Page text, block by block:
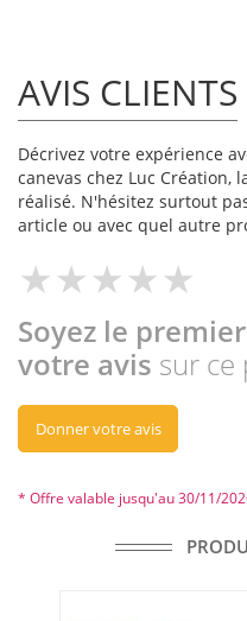
AVIS CLIENTS
Décrivez votre expérience
canevas chez Luc Création,
réalisé. N'hésitez surtout
article ou avec quel autre
Soyez le
votre avis sur
Donner votre avis
* Offre valable jusqu'au 30/11/